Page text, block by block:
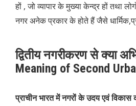
हों , जो व्यापार के मुख्या केन्द्र हों तथा
नगर अनेक प्रकार के होते हैं जैसे
द्वितीय नगरीकरण से क्या
Meaning of Second
प्राचीन भारत में नगरों के उदय एवं विकास